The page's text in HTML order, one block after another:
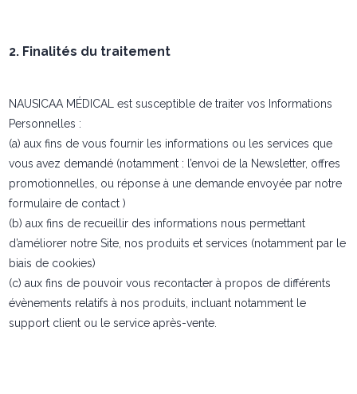
2. Finalités du traitement
NAUSICAA MÉDICAL est susceptible de traiter vos Informations
Personnelles :
(a) aux fins de vous fournir les informations ou les services que
vous avez demandé (notamment : l’envoi de la Newsletter, offres
promotionnelles, ou réponse à une demande envoyée par notre
formulaire de contact )
(b) aux fins de recueillir des informations nous permettant
d’améliorer notre Site, nos produits et services (notamment par le
biais de cookies)
(c) aux fins de pouvoir vous recontacter à propos de différents
évènements relatifs à nos produits, incluant notamment le
support client ou le service après-vente.